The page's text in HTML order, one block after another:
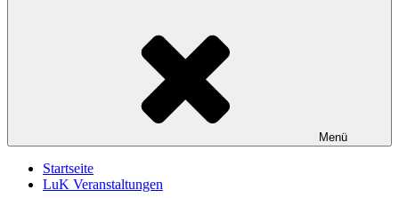
Menü
Startseite
LuK Veranstaltungen